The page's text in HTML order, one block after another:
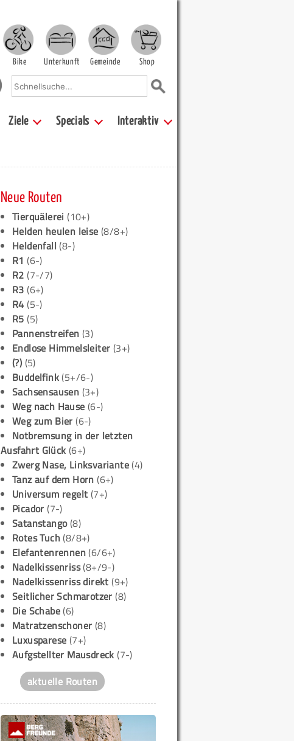
Bike Unterkunft Gemeinde Shop
Ziele Specials Interaktiv
Neue Routen
Tierquälerei (10+)
Helden heulen leise(8/8+)
Heldenfall(8-)
R1 (6-)
R2 (7-/7)
R3 (6+)
R4 (5-)
R5 (5)
Pannenstreifen (3)
Endlose Himmelsleiter (3+)
(?) (5)
Buddelfink(5+/6-)
Sachsensausen (3+)
Weg nach Hause (6-)
Weg zum Bier (6-)
Notbremsung in der letzten
Ausfahrt Glück (6+)
Zwerg Nase, Linksvariante(4)
Tanz auf dem Horn (6+)
Universum regelt (7+)
Picador (7-)
Satanstango(8)
Rotes Tuch(8/8+)
Elefantenrennen(6/6+)
Nadelkissenriss(8+/9-)
Nadelkissenriss direkt (9+)
Seitlicher Schmarotzer (8)
Die Schabe(6)
Matratzenschoner (8)
Luxusparese (7+)
Aufgstellter Mausdreck (7-)
aktuelle Routen